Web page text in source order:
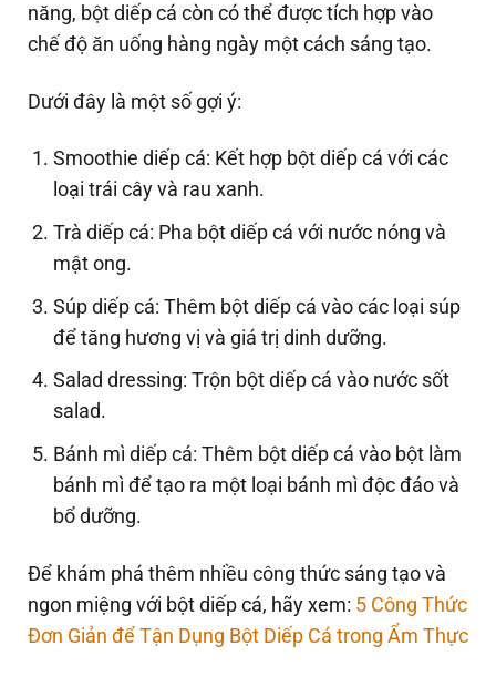
năng, bột diếp cá còn có thể được tích hợp vào
chế độ ăn uống hàng ngày một cách sáng tạo.
Dưới đây là một số gợi ý:
Smoothie diếp cá: Kết hợp bột diếp cá với các
loại trái cây và rau xanh.
Trà diếp cá: Pha bột diếp cá với nước nóng và
mật ong.
Súp diếp cá: Thêm bột diếp cá vào các loại súp
để tăng hương vị và giá trị dinh dưỡng.
Salad dressing: Trộn bột diếp cá vào nước sốt
salad.
Bánh mì diếp cá: Thêm bột diếp cá vào bột làm
bánh mì để tạo ra một loại bánh mì độc đáo và
bổ dưỡng.
Để khám phá thêm nhiều công thức sáng tạo và
ngon miệng với bột diếp cá, hãy xem: 5 Công Thức
Đơn Giản để Tận Dụng Bột Diếp Cá trong Ẩm Thực